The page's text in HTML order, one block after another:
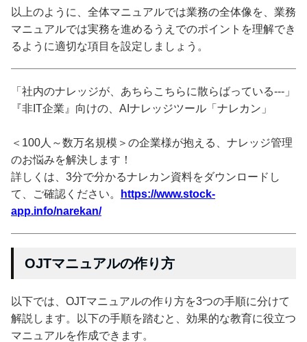
以上のように、全体マニュアルでは業務の全体像を、業務
マニュアルでは実務を進めるうえでのポイントを理解でき
るように適切な項目を設定しましょう。
「社内のナレッジが、あちらこちらに散らばっている---」
『非IT企業』向けの、AIナレッジツール「ナレカン」
＜100人～数万名規模＞の企業様が抱える、ナレッジ管理
のお悩みを解決します！
詳しくは、3分で分かるナレカン資料をダウンロードし
て、ご確認ください。
https://www.stock-
app.info/narekan/
OJTマニュアルの作り方
以下では、OJTマニュアルの作り方を3つの手順に分けて
解説します。以下の手順を踏むと、効果的な教育に役立つ
マニュアルを作成できます。